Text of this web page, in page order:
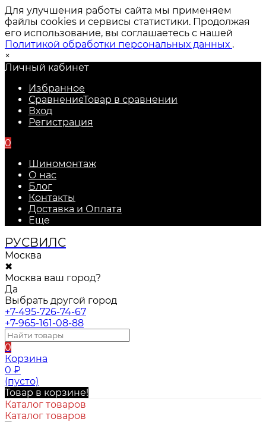
Для улучшения работы сайта мы применяем
файлы cookies и сервисы статистики. Продолжая
его использование, вы соглашаетесь с нашей
Политикой обработки персональных данных .
×
Личный кабинет
Избранное
СравнениеТовар в сравнении
Вход
Регистрация
0
Шиномонтаж
О нас
Блог
Контакты
Доставка и Оплата
Еще
РУСВИЛС
Москва
✖
Москва ваш город?
Да
Выбрать другой город
+7-495-726-74-67
+7-965-161-08-88
0
Корзина
0 ₽
(пусто)
Товар в корзине!
Каталог товаров
Каталог товаров